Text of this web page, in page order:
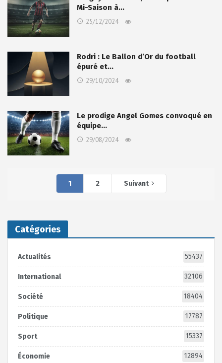
Mi-Saison à…
25/12/2024
Rodri : Le Ballon d’Or du football
épuré et…
29/10/2024
Le prodige Angel Gomes convoqué en
équipe…
29/08/2024
1 2 Suivant
Catégories
Actualités 55437
International 32106
Société 18404
Politique 17787
Sport 15337
Économie 12894